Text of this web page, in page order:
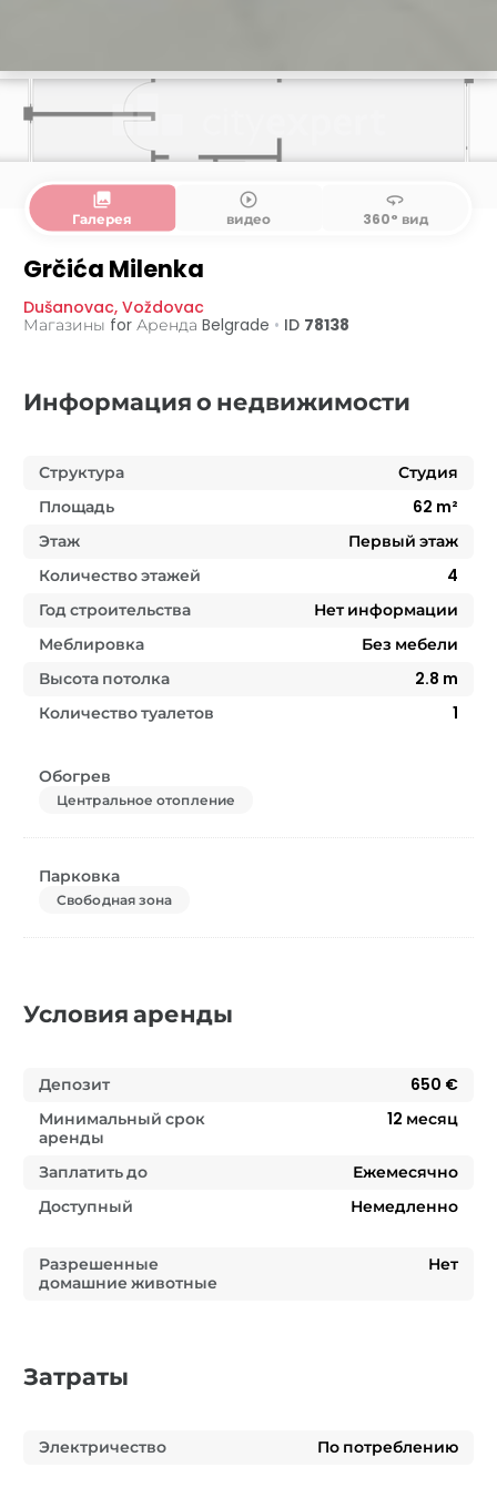
collections
Галерея
play_circle_outline
видео
360
360° вид
Grčića Milenka
Dušanovac, Voždovac
Магазины for Аренда Belgrade • ID 78138
Информация о недвижимости
Структура
Студия
Площадь
62 m²
Этаж
Первый этаж
Количество этажей
4
Год строительства
Нет информации
Меблировка
Без мебели
Высота потолка
2.8 m
Количество туалетов
1
Обогрев
Центральное отопление
Парковка
Свободная зона
Условия аренды
Депозит
650 €
Минимальный срок
аренды
12 месяц
Заплатить до
Ежемесячно
Доступный
Немедленно
Разрешенные
домашние животные
Нет
Затраты
Электричество По потреблению